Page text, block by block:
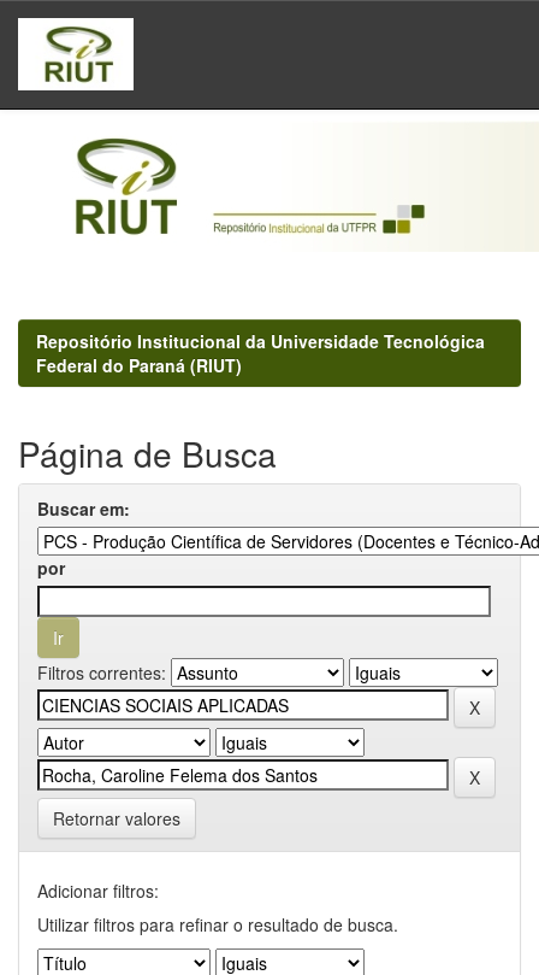
Skip
navigation
Repositório Institucional da Universidade Tecnológica
Federal do Paraná (RIUT)
Página de Busca
Buscar em:
por
Filtros correntes:
Retornar valores
Adicionar filtros:
Utilizar filtros para refinar o resultado de busca.